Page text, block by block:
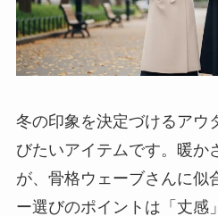
冬の印象を決定づけるアウ
びたいアイテムです。暖か
が、骨格ウェーブさんに似
ー選びのポイントは「丈感